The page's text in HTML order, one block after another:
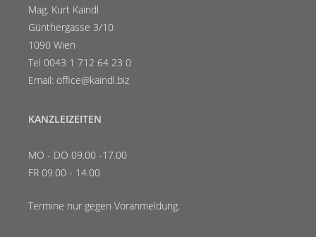
Mag. Kurt Kaindl
Günthergasse 3/10
1090 Wien
Tel 0043 1 712 64 23 0
Email: office@kaindl.biz
KANZLEIZEITEN
MO - DO 09.00 -17.00
FR 09.00 - 14.00
Termine nur gegen Voranmeldung.